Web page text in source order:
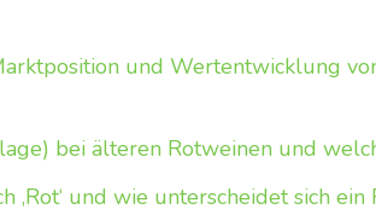
und Wertentwicklung
bei älteren Rotweinen und
‚Rot‘ und wie unterscheidet sich